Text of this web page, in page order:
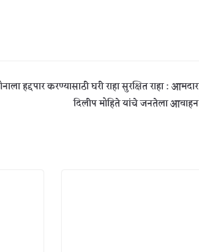
हद्दपार करण्यासाठी घरी राहा सुरक्षित राहा : आमदार
दिलीप मोहिते यांचे जनतेला आवाहन